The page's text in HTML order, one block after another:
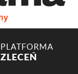
PLATFORMA
ZLECEŃ